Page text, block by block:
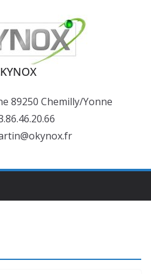
89250 Chemilly/Yonne